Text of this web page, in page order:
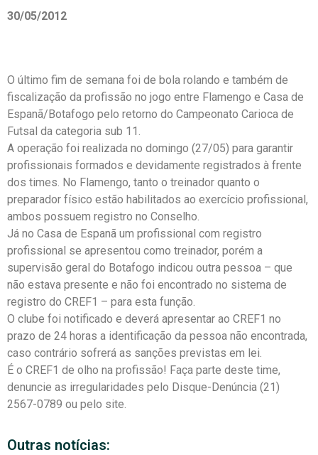
30/05/2012
O último fim de semana foi de bola rolando e também de
fiscalização da profissão no jogo entre Flamengo e Casa de
Espanã/Botafogo pelo retorno do Campeonato Carioca de
Futsal da categoria sub 11.
A operação foi realizada no domingo (27/05) para garantir
profissionais formados e devidamente registrados à frente
dos times. No Flamengo, tanto o treinador quanto o
preparador físico estão habilitados ao exercício profissional,
ambos possuem registro no Conselho.
Já no Casa de Espanã um profissional com registro
profissional se apresentou como treinador, porém a
supervisão geral do Botafogo indicou outra pessoa – que
não estava presente e não foi encontrado no sistema de
registro do CREF1 – para esta função.
O clube foi notificado e deverá apresentar ao CREF1 no
prazo de 24 horas a identificação da pessoa não encontrada,
caso contrário sofrerá as sanções previstas em lei.
É o CREF1 de olho na profissão! Faça parte deste time,
denuncie as irregularidades pelo Disque-Denúncia (21)
2567-0789 ou pelo site.
Outras notícias: